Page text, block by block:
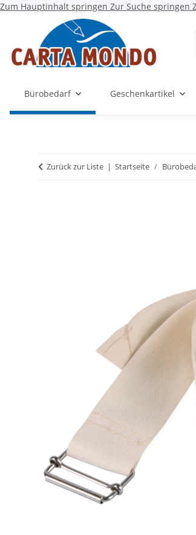
Zum Hauptinhalt springen Zur Suche springen
Bürobedarf Geschenkartikel
Zurück zur Liste Startseite